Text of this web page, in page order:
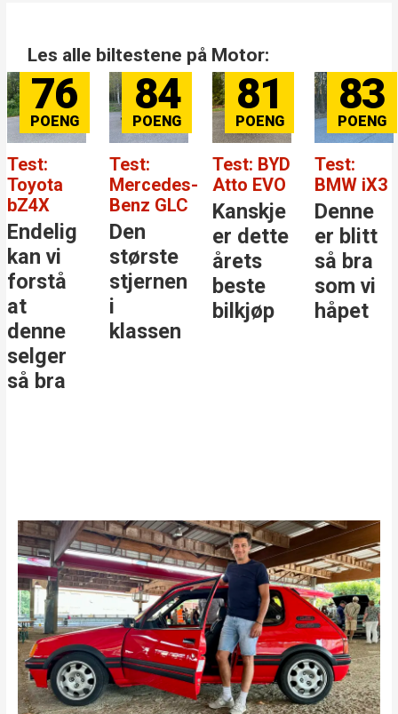
Les alle biltestene på Motor:
76
Test:
Toyota
bZ4X
Endelig
kan vi
forstå
at
denne
selger
så bra
84
Test:
Mercedes-
Benz GLC
Den
største
stjernen
i
klassen
81
Test: BYD
Atto EVO
Kanskje
er dette
årets
beste
bilkjøp
83
Test:
BMW iX3
Denne
er blitt
så bra
som vi
håpet